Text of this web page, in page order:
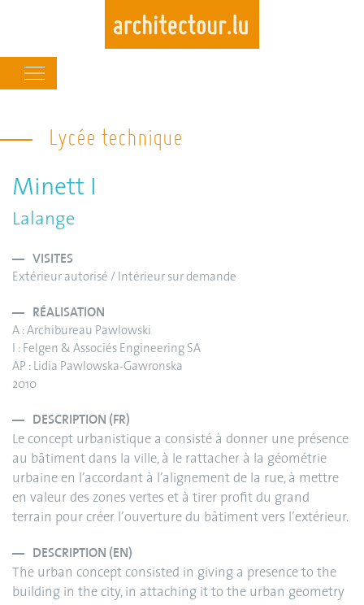
navigation
Lycée technique
Minett I
Lalange
VISITES
Extérieur autorisé / Intérieur sur demande
RÉALISATION
A : Archibureau Pawlowski
I : Felgen & Associés Engineering SA
AP : Lidia Pawlowska-Gawronska
2010
DESCRIPTION (FR)
Le concept urbanistique a consisté à donner une présence
au bâtiment dans la ville, à le rattacher à la géométrie
urbaine en l’accordant à l’alignement de la rue, à mettre
en valeur des zones vertes et à tirer profit du grand
terrain pour créer l’ouverture du bâtiment vers l’extérieur.
DESCRIPTION (EN)
The urban concept consisted in giving a presence to the
building in the city, in attaching it to the urban geometry